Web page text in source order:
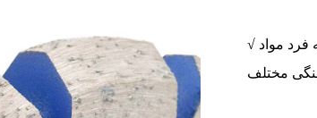
√ متناسب برای پاسخگویی به خواسته های منحصر به فرد مواد